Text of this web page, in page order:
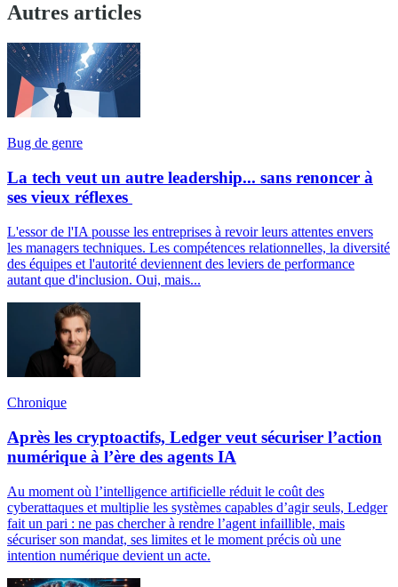
Autres articles
Bug de genre
La tech veut un autre leadership... sans renoncer à
ses vieux réflexes
L'essor de l'IA pousse les entreprises à revoir leurs attentes envers
les managers techniques. Les compétences relationnelles, la diversité
des équipes et l'autorité deviennent des leviers de performance
autant que d'inclusion. Oui, mais...
Chronique
Après les cryptoactifs, Ledger veut sécuriser l’action
numérique à l’ère des agents IA
Au moment où l’intelligence artificielle réduit le coût des
cyberattaques et multiplie les systèmes capables d’agir seuls, Ledger
fait un pari : ne pas chercher à rendre l’agent infaillible, mais
sécuriser son mandat, ses limites et le moment précis où une
intention numérique devient un acte.